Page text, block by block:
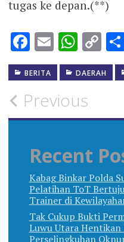
tugas ke depan.(**)
Facebook
Email
BERITA DAERAH
Post
navigation
Previous
Recent
Kabag Binkar Polda
Pelatihan ToT
Trainer di
Tak Cukup Bukti
Luwu Utara Hentikan
Perselingkuhan